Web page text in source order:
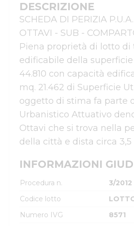
DESCRIZIONE
SCHEDA DI PERIZIA
OTTAVI - SUB -
Piena proprietà di lotto di
edificabile della
44.810 con capacità
mq. 21.462 di Superficie
oggetto di stima fa parte
Urbanistico Attuativo
Ottavi che si trova nella
della città e dista circa
INFORMAZIONI
Procedura n.
3/2012
Codice lotto
Numero IVG
8571